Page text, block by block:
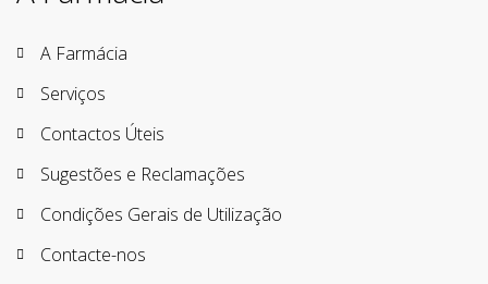
A Farmácia
Serviços
Contactos Úteis
Sugestões e Reclamações
Condições Gerais de Utilização
Contacte-nos